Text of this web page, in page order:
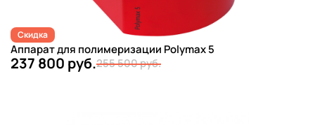
Скидка
Аппарат для полимеризации Polymax 5
237 800 руб.255 500 руб.